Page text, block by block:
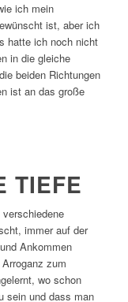
ich mein
ist, aber ich
hatte ich noch nicht
in die gleiche
beiden Richtungen
ist an das große
TIEFE
immer auf der
Ankommen
zum
wo schon
sein und dass man